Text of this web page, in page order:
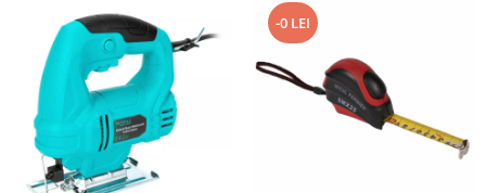
Drujbe cu acumulator
Consumabile drujbe, fierastraie
electrice
Drujbe electrice
Unelte electrice busteni
Mori cereale si batoze porumb
Batoze - mori desfacat porumb
-0 LEI